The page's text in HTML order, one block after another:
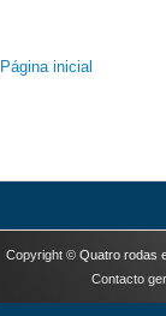
Página inicial
Copyright © Quatro rodas
Contacto